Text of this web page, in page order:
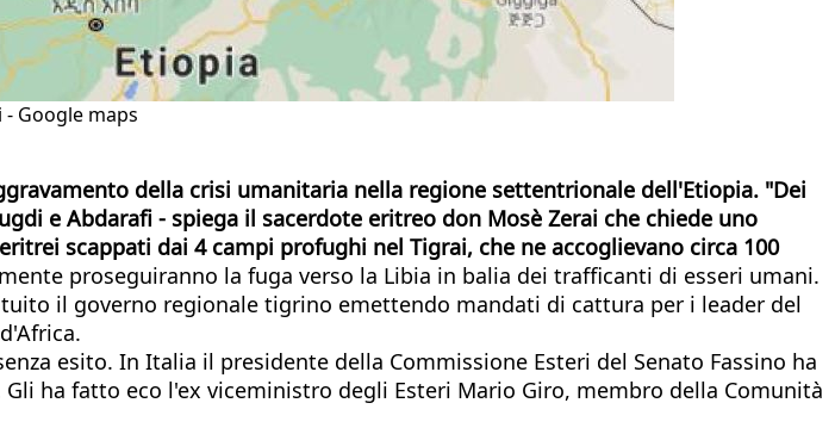
Google maps
della crisi umanitaria nella regione settentrionale dell'Etiopia. "Dei
e Abdarafi - spiega il sacerdote eritreo don Mosè Zerai che chiede uno
scappati dai 4 campi profughi nel Tigrai, che ne accoglievano circa 100
proseguiranno la fuga verso la Libia in balia dei trafficanti di esseri umani.
il governo regionale tigrino emettendo mandati di cattura per i leader del
esito. In Italia il presidente della Commissione Esteri del Senato Fassino ha
ha fatto eco l'ex viceministro degli Esteri Mario Giro, membro della Comunità